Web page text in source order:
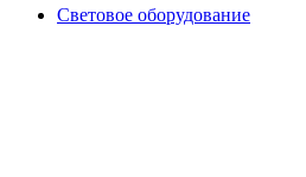
Световое оборудование